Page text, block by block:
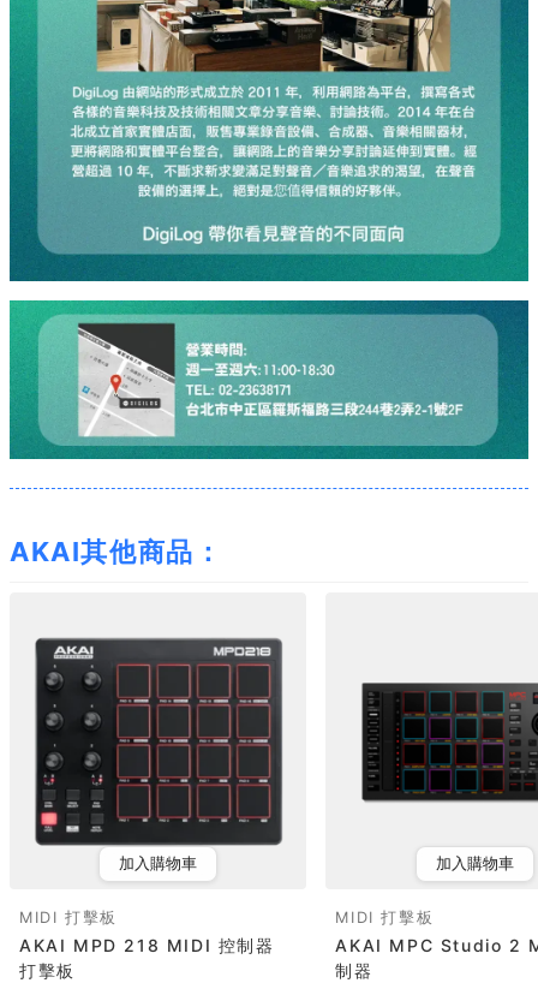
AKAI其他商品：
加入購物車
MIDI 打擊板
AKAI MPD 218 MIDI 控制器
打擊板
加入購物車
MIDI 打擊板
AKAI MPC Studio 2
制器